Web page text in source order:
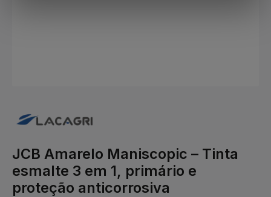
JCB Amarelo Maniscopic – Tinta
esmalte 3 em 1, primário e
proteção anticorrosiva